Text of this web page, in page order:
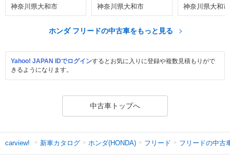
神奈川県大和市 神奈川県大和市 神奈川県大和市
ホンダ フリードの中古車をもっと見る
Yahoo! JAPAN IDでログインするとお気に入りに登録や複数見積もりがで
きるようになります。
中古車トップへ
carview! 新車カタログ ホンダ(HONDA) フリード フリードの中古